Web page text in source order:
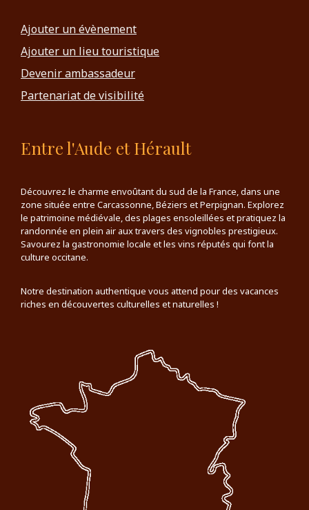
Ajouter un évènement
Ajouter un lieu touristique
Devenir ambassadeur
Partenariat de visibilité
Entre l'Aude et Hérault
Découvrez le charme envoûtant du sud de la France, dans une
zone située entre Carcassonne, Béziers et Perpignan. Explorez
le patrimoine médiévale, des plages ensoleillées et pratiquez la
randonnée en plein air aux travers des vignobles prestigieux.
Savourez la gastronomie locale et les vins réputés qui font la
culture occitane.
Notre destination authentique vous attend pour des vacances
riches en découvertes culturelles et naturelles !